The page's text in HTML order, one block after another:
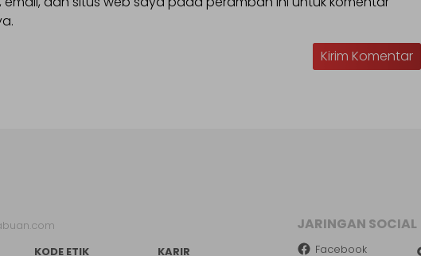
KODE ETIK KARIR
JARINGAN SOCIAL
Facebook